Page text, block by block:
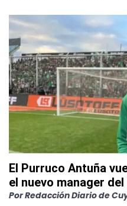
El Purruco Antuña
el nuevo manager
PorRedacción Diario de